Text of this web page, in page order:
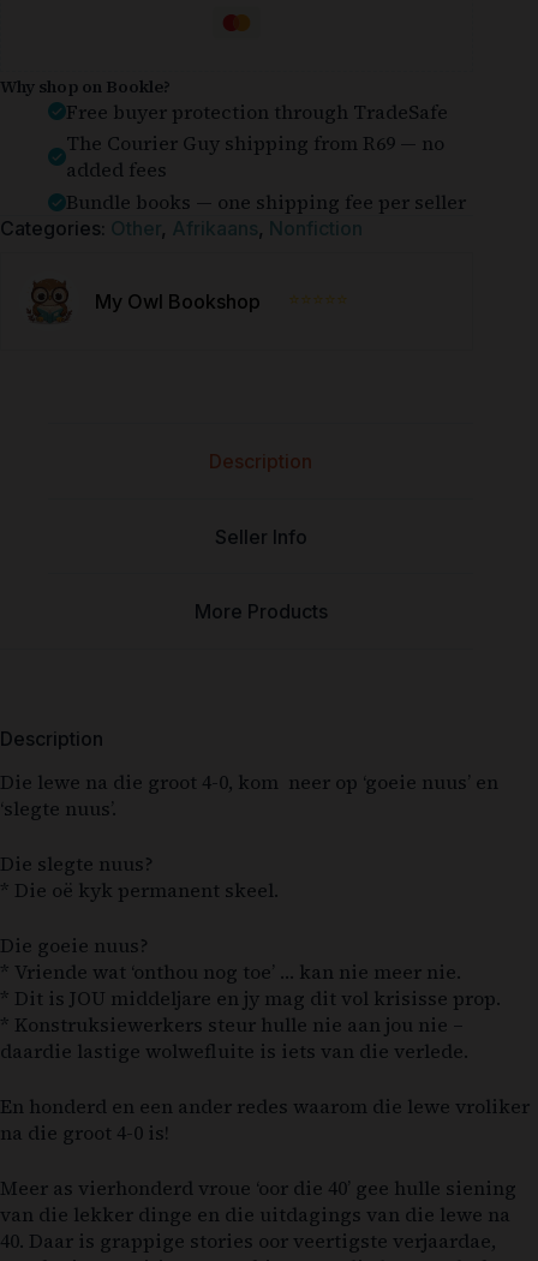
Why shop on Bookle?
Free buyer protection through TradeSafe
The Courier Guy shipping from R69 — no
added fees
Bundle books — one shipping fee per seller
Categories: Other, Afrikaans, Nonfiction
My Owl Bookshop ⭐⭐⭐⭐⭐
Description
Seller Info
More Products
Description
Die lewe na die groot 4-0, kom neer op ‘goeie nuus’ en
‘slegte nuus’.
Die slegte nuus?
* Die oë kyk permanent skeel.
Die goeie nuus?
* Vriende wat ‘onthou nog toe’ … kan nie meer nie.
* Dit is JOU middeljare en jy mag dit vol krisisse prop.
* Konstruksiewerkers steur hulle nie aan jou nie –
daardie lastige wolwefluite is iets van die verlede.
En honderd en een ander redes waarom die lewe vroliker
na die groot 4-0 is!
Meer as vierhonderd vroue ‘oor die 40’ gee hulle siening
van die lekker dinge en die uitdagings van die lewe na
40. Daar is grappige stories oor veertigste verjaardae,